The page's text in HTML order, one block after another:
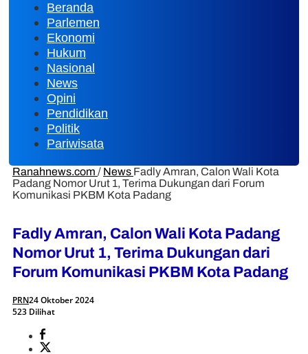
Beranda
Parlemen
Ekonomi
Hukum
Nasional
News
Opini
Pendidikan
Politik
Pariwisata
Ranahnews.com / News Fadly Amran, Calon Wali Kota
Padang Nomor Urut 1, Terima Dukungan dari Forum
Komunikasi PKBM Kota Padang
Fadly Amran, Calon Wali Kota Padang
Nomor Urut 1, Terima Dukungan dari
Forum Komunikasi PKBM Kota Padang
PRN24 Oktober 2024
523 Dilihat